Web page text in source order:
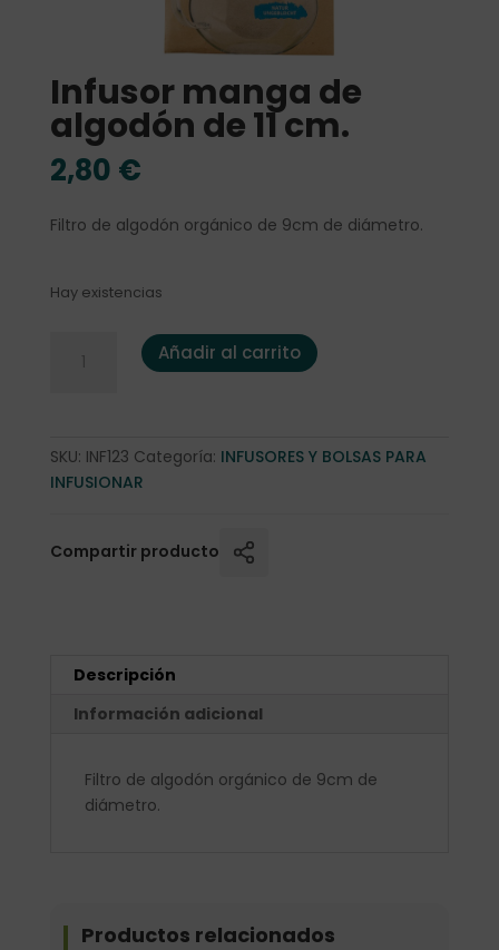
Infusor manga de
algodón de 11 cm.
2,80 €
Filtro de algodón orgánico de 9cm de diámetro.
Hay existencias
Infusor manga de algodón de 11 cm. (3) cantidad
Añadir al carrito
SKU: INF123 Categoría: INFUSORES Y BOLSAS PARA
INFUSIONAR
Compartir producto
Descripción
Información adicional
Filtro de algodón orgánico de 9cm de
diámetro.
Productos relacionados